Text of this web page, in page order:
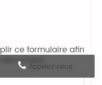
ce formulaire afin
Appelez-nous